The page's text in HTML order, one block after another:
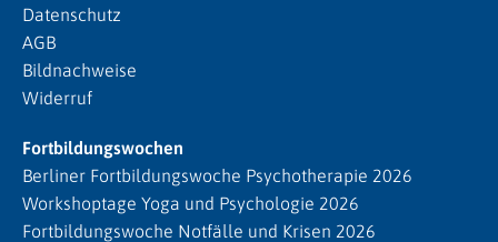
Datenschutz
AGB
Bildnachweise
Widerruf
Fortbildungswochen
Berliner Fortbildungswoche Psychotherapie 2026
Workshoptage Yoga und Psychologie 2026
Fortbildungswoche Notfälle und Krisen 2026